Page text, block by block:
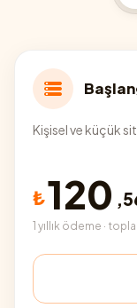
Kişisel ve küçük
₺120 ,
1 yıllık ödeme ·